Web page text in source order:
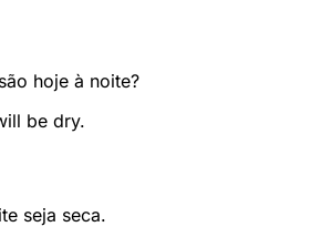
hoje à noite?
be dry.
seja seca.